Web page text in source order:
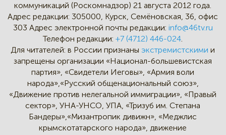
коммуникаций (Роскомнадзор) 21 августа 2012 года.
Адрес редакции: 305000, Курск, Семёновская, 36, офис
303 Адрес электронной почты редакции: info@46tv.ru
Телефон редакции: +7 (4712) 446-024.
Для читателей: в России признаныэкстремистскими и
запрещены организации «Национал-большевистская
партия», «Свидетели Иеговы», «Армия воли
народа»,«Русский общенациональный союз»,
«Движение против нелегальной иммиграции», «Правый
сектор», УНА-УНСО, УПА, «Тризуб им. Степана
Бандеры»,«Мизантропик дивижн», «Меджлис
крымскотатарского народа», движение